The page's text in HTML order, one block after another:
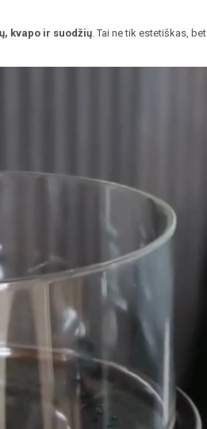
kvapo ir suodžių. Tai ne tik estetiškas, bet